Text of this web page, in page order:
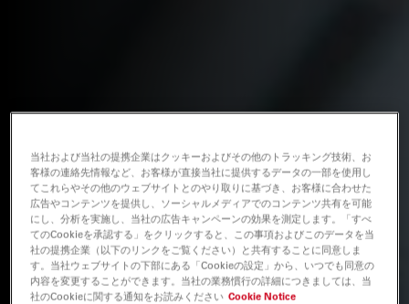
当社および当社の提携企業はクッキーおよびその他のトラッキング技術、お
客様の連絡先情報など、お客様が直接当社に提供するデータの一部を使用し
てこれらやその他のウェブサイトとのやり取りに基づき、お客様に合わせた
広告やコンテンツを提供し、ソーシャルメディアでのコンテンツ共有を可能
にし、分析を実施し、当社の広告キャンペーンの効果を測定します。「すべ
てのCookieを承認する」をクリックすると、この事項およびこのデータを当
社の提携企業（以下のリンクをご覧ください）と共有することに同意しま
す。当社ウェブサイトの下部にある「Cookieの設定」から、いつでも同意の
内容を変更することができます。当社の業務慣行の詳細につきましては、当
社のCookieに関する通知をお読みください Cookie Notice